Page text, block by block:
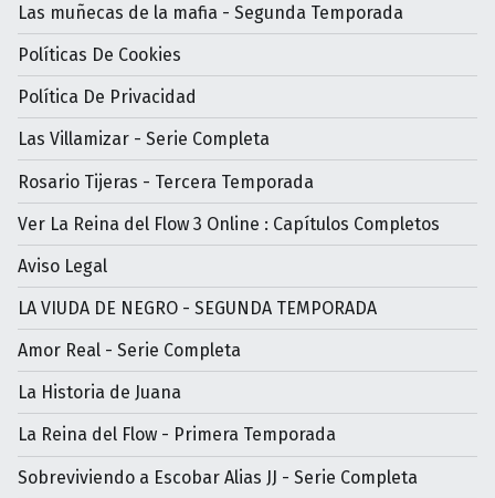
Las muñecas de la mafia - Segunda Temporada
Políticas De Cookies
Política De Privacidad
Las Villamizar - Serie Completa
Rosario Tijeras - Tercera Temporada
Ver La Reina del Flow 3 Online : Capítulos Completos
Aviso Legal
LA VIUDA DE NEGRO - SEGUNDA TEMPORADA
Amor Real - Serie Completa
La Historia de Juana
La Reina del Flow - Primera Temporada
Sobreviviendo a Escobar Alias JJ - Serie Completa